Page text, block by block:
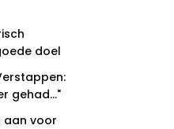
24 jul. 18:45
Ferrari
23 jul. 19:00
nieuws
doel
gehad..."
aan voor